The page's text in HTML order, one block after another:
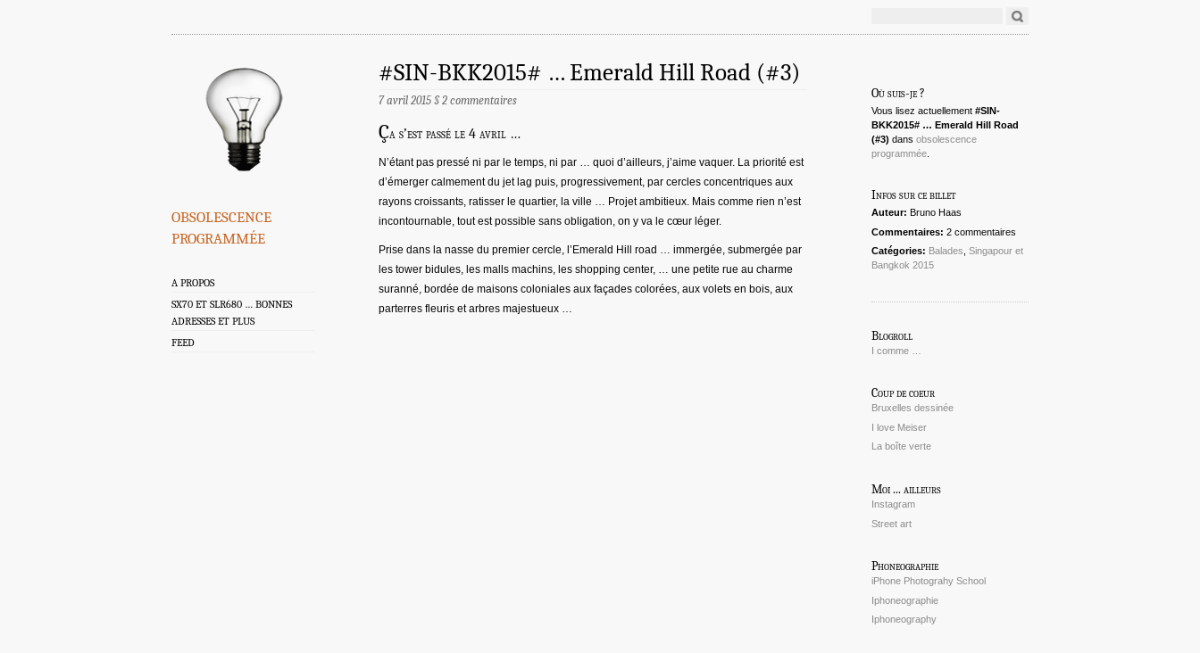
obsolescence
programmée
A PROPOS
SX70 ET SLR680 … BONNES
ADRESSES ET PLUS
FEED
#SIN-BKK2015# … Emerald Hill Road (#3)
7 avril 2015 §2 commentaires
Ça s’est passé le 4 avril …
N’étant pas pressé ni par le temps, ni par … quoi d’ailleurs, j’aime vaquer. La priorité est
d’émerger calmement du jet lag puis, progressivement, par cercles concentriques aux
rayons croissants, ratisser le quartier, la ville … Projet ambitieux. Mais comme rien n’est
incontournable, tout est possible sans obligation, on y va le cœur léger.
Prise dans la nasse du premier cercle, l’Emerald Hill road … immergée, submergée par
les tower bidules, les malls machins, les shopping center, … une petite rue au charme
suranné, bordée de maisons coloniales aux façades colorées, aux volets en bois, aux
parterres fleuris et arbres majestueux …
Où suis-je ?
Vous lisez actuellement #SIN-
BKK2015# … Emerald Hill Road
(#3) dans obsolescence
programmée
Infos sur ce billet
Auteur: Bruno Haas
Commentaires: 2 commentaires
Catégories: Balades Singapour et
Bangkok 2015
Blogroll
I comme …
Coup de coeur
Bruxelles dessinée
I love Meiser
La boîte verte
Moi ... ailleurs
Instagram
Street art
Phoneographie
iPhone Photograhy School
Iphoneographie
Iphoneography